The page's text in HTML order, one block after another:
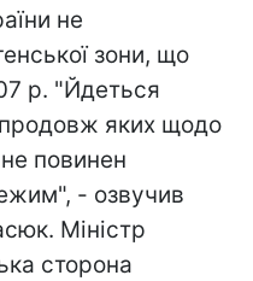
не
зони, що
р. "Йдеться
яких щодо
повинен
- озвучив
Міністр
сторона